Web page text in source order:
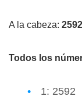
A la cabeza: 2592
Todos los
1: 2592